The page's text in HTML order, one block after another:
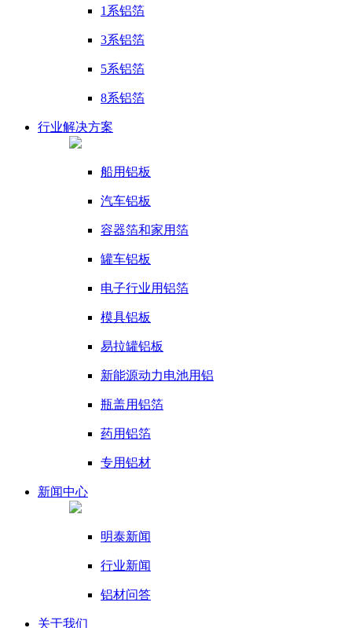
1系铝箔
3系铝箔
5系铝箔
8系铝箔
行业解决方案
船用铝板
汽车铝板
容器箔和家用箔
罐车铝板
电子行业用铝箔
模具铝板
易拉罐铝板
新能源动力电池用铝
瓶盖用铝箔
药用铝箔
专用铝材
新闻中心
明泰新闻
行业新闻
铝材问答
关于我们